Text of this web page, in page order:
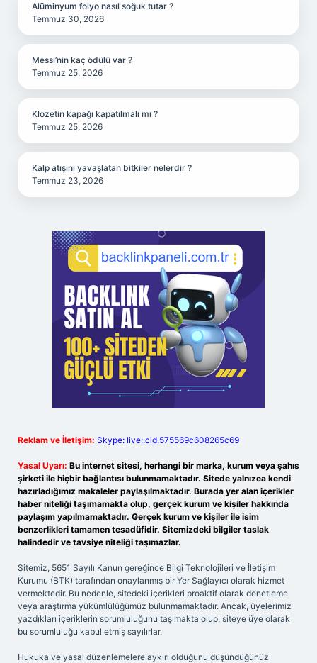
Alüminyum folyo nasıl soğuk tutar ?
Temmuz 30, 2026
Messi’nin kaç ödülü var ?
Temmuz 25, 2026
Klozetin kapağı kapatılmalı mı ?
Temmuz 25, 2026
Kalp atışını yavaşlatan bitkiler nelerdir ?
Temmuz 23, 2026
Reklam ve İletişim: Skype: live:.cid.575569c608265c69
Yasal Uyarı: Bu internet sitesi, herhangi bir marka, kurum veya şahıs
şirketi ile hiçbir bağlantısı bulunmamaktadır. Sitede yalnızca kendi
hazırladığımız makaleler paylaşılmaktadır. Burada yer alan içerikler
haber niteliği taşımamakta olup, gerçek kurum ve kişiler hakkında
paylaşım yapılmamaktadır. Gerçek kurum ve kişiler ile isim
benzerlikleri tamamen tesadüfidir. Sitemizdeki bilgiler taslak
halindedir ve tavsiye niteliği taşımazlar.
Sitemiz, 5651 Sayılı Kanun gereğince Bilgi Teknolojileri ve İletişim
Kurumu (BTK) tarafından onaylanmış bir Yer Sağlayıcı olarak hizmet
vermektedir. Bu nedenle, sitedeki içerikleri proaktif olarak denetleme
veya araştırma yükümlülüğümüz bulunmamaktadır. Ancak, üyelerimiz
yazdıkları içeriklerin sorumluluğunu taşımakta olup, siteye üye olarak
bu sorumluluğu kabul etmiş sayılırlar.
Hukuka ve yasal düzenlemelere aykırı olduğunu düşündüğünüz